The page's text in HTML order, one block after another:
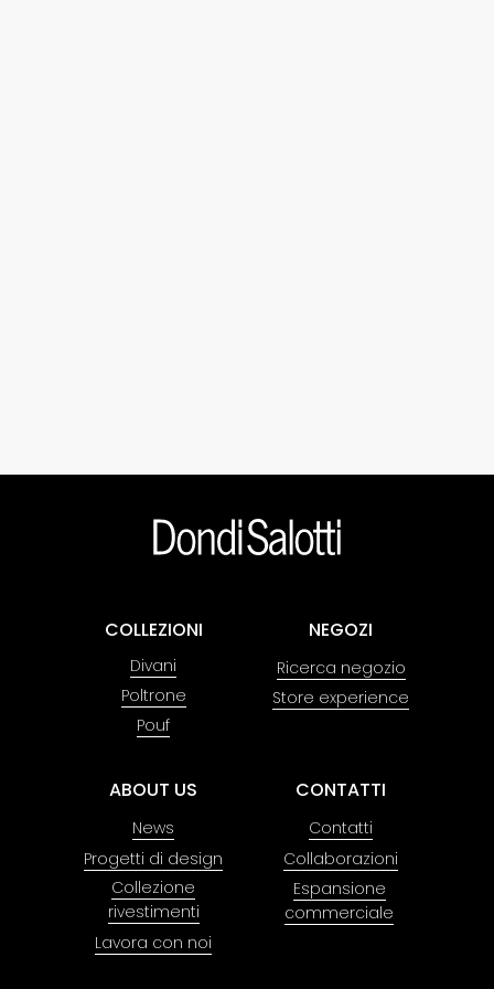
COLLEZIONI
Divani
Poltrone
Pouf
NEGOZI
Ricerca negozio
Store experience
ABOUT US
News
Progetti di design
Collezione
rivestimenti
Lavora con noi
CONTATTI
Contatti
Collaborazioni
Espansione
commerciale